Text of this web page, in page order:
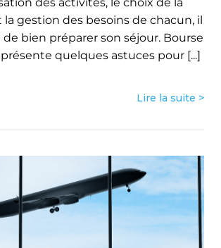
gestion des besoins de chacun, il
bien préparer son séjour. Bourse
quelques astuces pour [...]
Lire la suite >